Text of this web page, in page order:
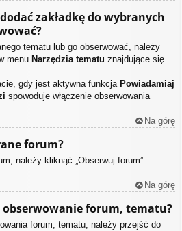
zakładkę do wybranych
tematu lub go obserwować, należy
menu Narzędzia tematu znajdujące się
gdy jest aktywna funkcja Powiadamiaj
spowoduje włączenie obserwowania
Na górę
forum?
należy kliknąć „Obserwuj forum”
Na górę
obserwowanie forum, tematu?
forum, tematu, należy przejść do